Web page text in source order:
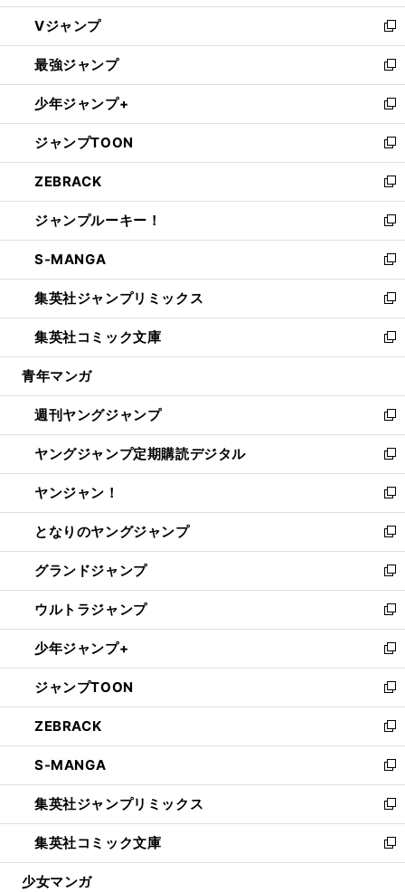
ウ
ィ
ン
ド
ウ
で
開
く
し
い
ウ
ィ
ン
ド
ウ
で
開
く
Vジャンプ
新
し
い
ウ
ィ
ン
ド
ウ
で
開
く
最強ジャンプ
新
し
い
ウ
ィ
ン
ド
ウ
で
開
く
少年ジャンプ+
新
し
い
ウ
ィ
ン
ド
ウ
で
開
く
ジャンプTOON
新
し
い
ウ
ィ
ン
ド
ウ
で
開
く
ZEBRACK
新
し
い
ウ
ィ
ン
ド
ウ
で
開
ジャンプルーキー！
新
し
い
ウ
ィ
ン
ド
ウ
開
く
S-MANGA
新
し
い
ウ
ィ
ン
ウ
で
開
く
集英社ジャンプリミックス
新
し
い
ウ
ン
ド
ウ
で
開
く
集英社コミック文庫
新
し
ウ
ィ
ン
ド
ウ
で
開
く
青年マンガ
週刊ヤングジャンプ
新
し
い
ウ
ィ
ン
ド
ウ
で
開
く
ヤングジャンプ定期購読デジタル
新
し
い
ウ
ィ
ン
ド
ウ
で
開
く
ヤンジャン！
新
し
い
ウ
ィ
ン
ド
ウ
で
開
く
となりのヤングジャンプ
新
し
い
ウ
ィ
ン
ド
ウ
で
開
く
グランドジャンプ
新
し
い
ウ
ィ
ン
ド
ウ
で
開
く
ウルトラジャンプ
新
し
い
ウ
ィ
ン
ド
ウ
で
開
く
少年ジャンプ+
新
し
い
ウ
ィ
ン
ド
ウ
で
開
く
ジャンプTOON
新
し
い
ウ
ィ
ン
ド
ウ
で
開
ZEBRACK
新
し
い
ウ
ィ
ン
ド
ウ
S-MANGA
新
し
い
ウ
ィ
ン
集英社ジャンプリミックス
新
し
い
ウ
集英社コミック文庫
新
し
少女マンガ